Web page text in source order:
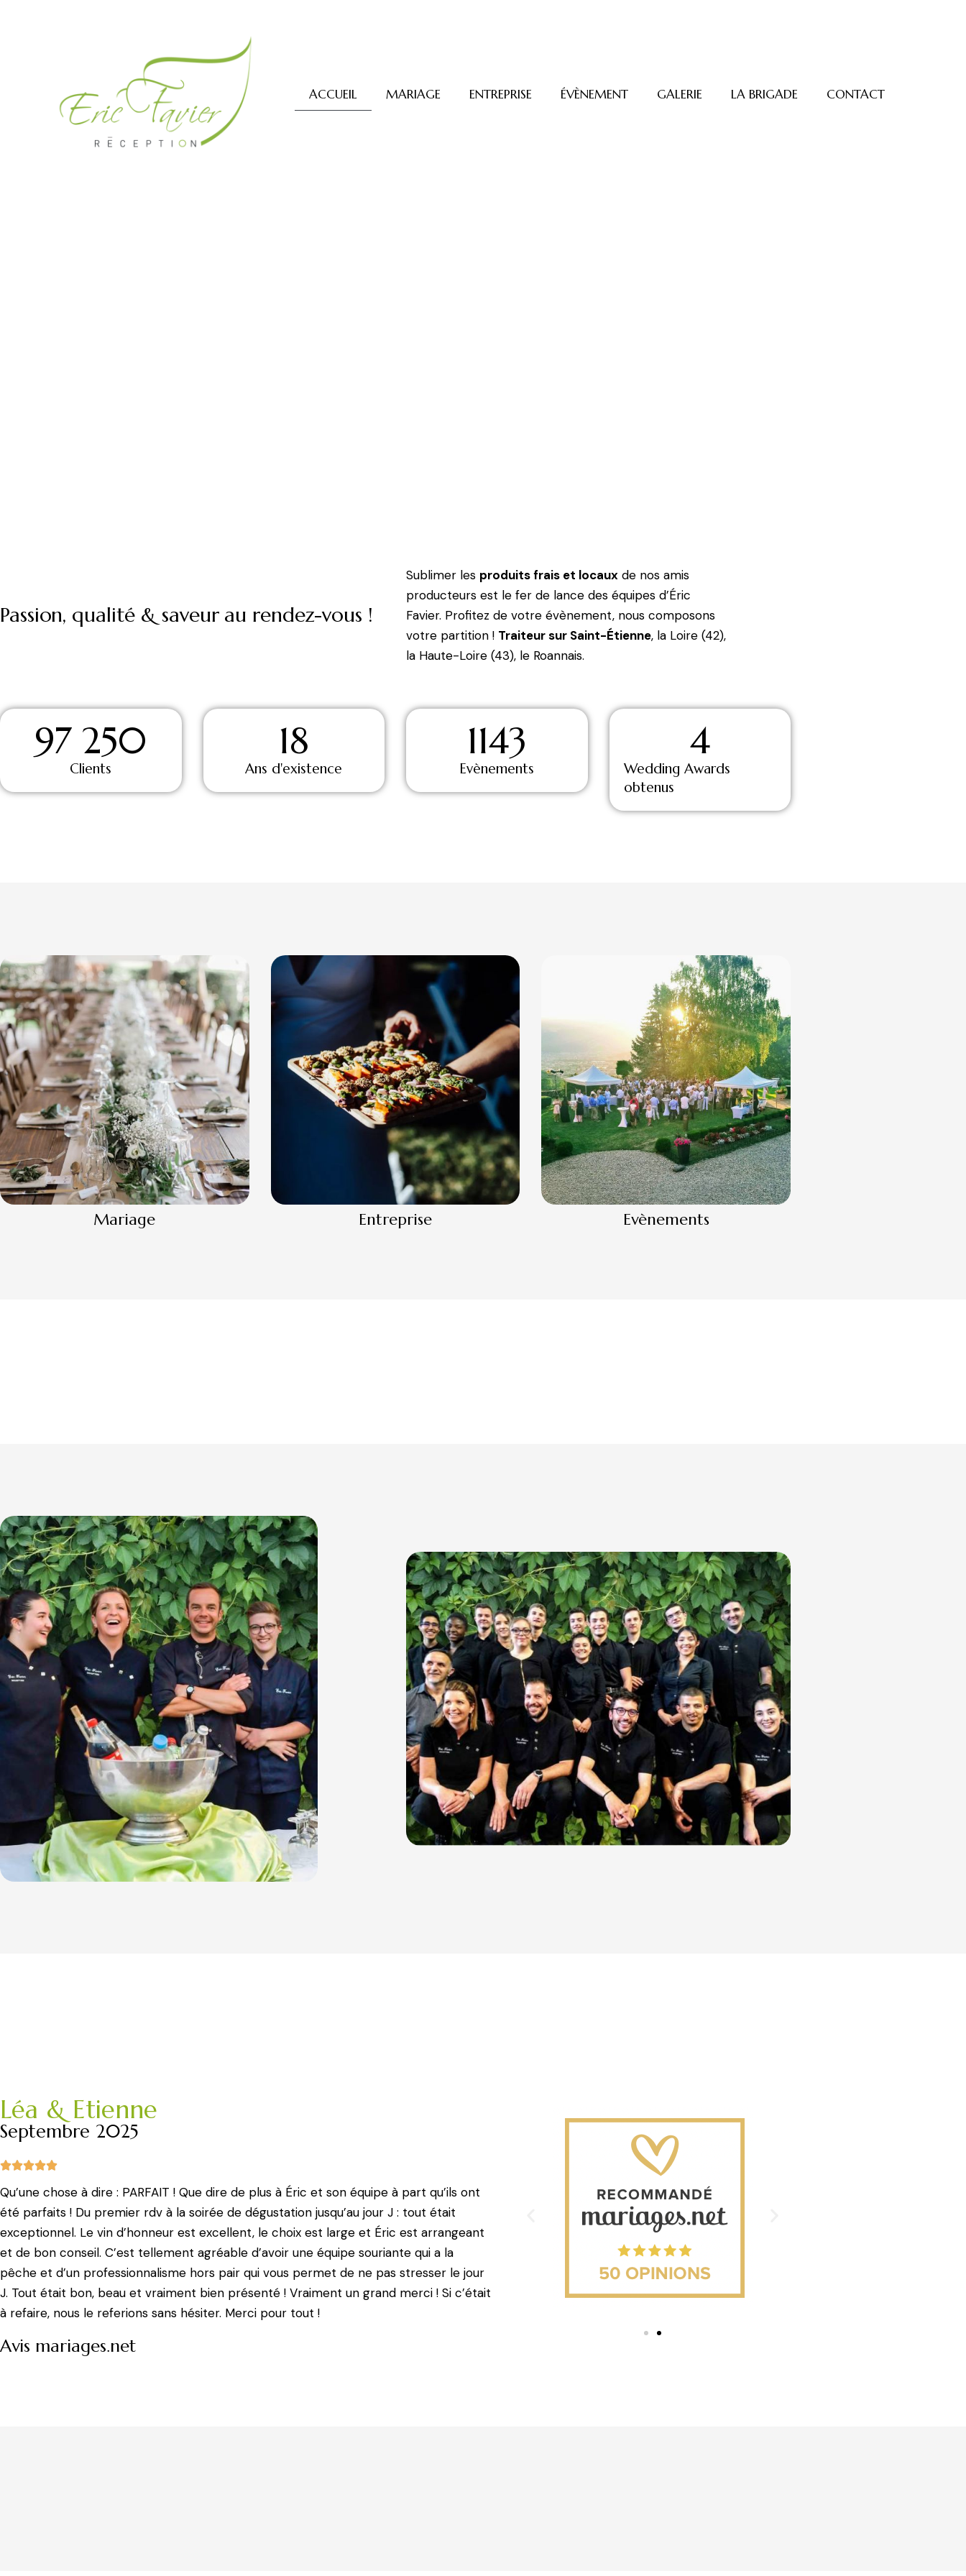
ACCUEIL MARIAGE ENTREPRISE ÉVÈNEMENT GALERIE LA BRIGADE CONTACT
Passion, qualité & saveur au rendez-vous !
Sublimer les produits frais et locaux de nos amis
producteurs est le fer de lance des équipes d’Éric
Favier. Profitez de votre évènement, nous composons
votre partition ! Traiteur sur Saint-Étienne, la Loire (42),
la Haute-Loire (43), le Roannais.
Clients
97 250
Ans d'existence
18
Evènements
1143
Wedding Awards
obtenus
4
Mariage Entreprise Evènements
Léa & Etienne
Septembre 2025
Qu’une chose à dire : PARFAIT ! Que dire de plus à Éric et son équipe à part qu’ils ont
été parfaits ! Du premier rdv à la soirée de dégustation jusqu’au jour J : tout était
exceptionnel. Le vin d’honneur est excellent, le choix est large et Éric est arrangeant
et de bon conseil. C’est tellement agréable d’avoir une équipe souriante qui a la
pêche et d’un professionnalisme hors pair qui vous permet de ne pas stresser le jour
J. Tout était bon, beau et vraiment bien présenté ! Vraiment un grand merci ! Si c’était
à refaire, nous le referions sans hésiter. Merci pour tout !
Avis mariages.net